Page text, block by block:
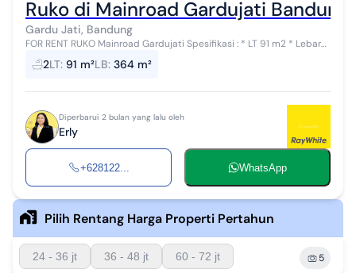
Ruko di Mainroad Gardujati Bandung
Gardu Jati, Bandung
FOR RENT RUKO Mainroad Gardujati Spesifikasi : * LT 91 m2 * Lebar
muka +/- 7 m * LB 364 m2 (4 lantai) * KM 2 * PDAM * Listrik 7700 *
Hadap Timur...
2LT: 91 m²LB: 364 m²
Diperbarui 2 bulan yang lalu oleh
Erly
+628122... WhatsApp
Pilih Rentang Harga Properti Pertahun
24 - 36 jt 36 - 48 jt 60 - 72 jt 5